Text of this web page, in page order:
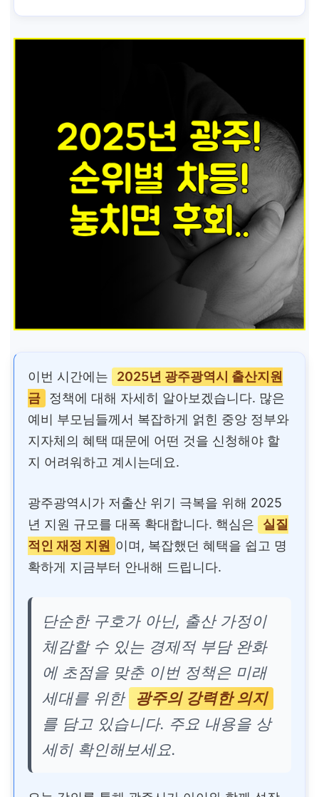
이번 시간에는
2025년 광주광역시 출산지원
금
정책에 대해 자세히 알아보겠습니다. 많은
예비 부모님들께서 복잡하게 얽힌 중앙 정부와
지자체의 혜택 때문에 어떤 것을 신청해야 할
지 어려워하고 계시는데요.
광주광역시가 저출산 위기 극복을 위해 2025
년 지원 규모를 대폭 확대합니다. 핵심은
실질
적인 재정 지원 이며, 복잡했던 혜택을 쉽고 명
확하게 지금부터 안내해 드립니다.
단순한 구호가 아닌, 출산 가정이
체감할 수 있는 경제적 부담 완화
에 초점을 맞춘 이번 정책은 미래
세대를 위한
광주의 강력한 의지
를 담고 있습니다. 주요 내용을 상
세히 확인해보세요.